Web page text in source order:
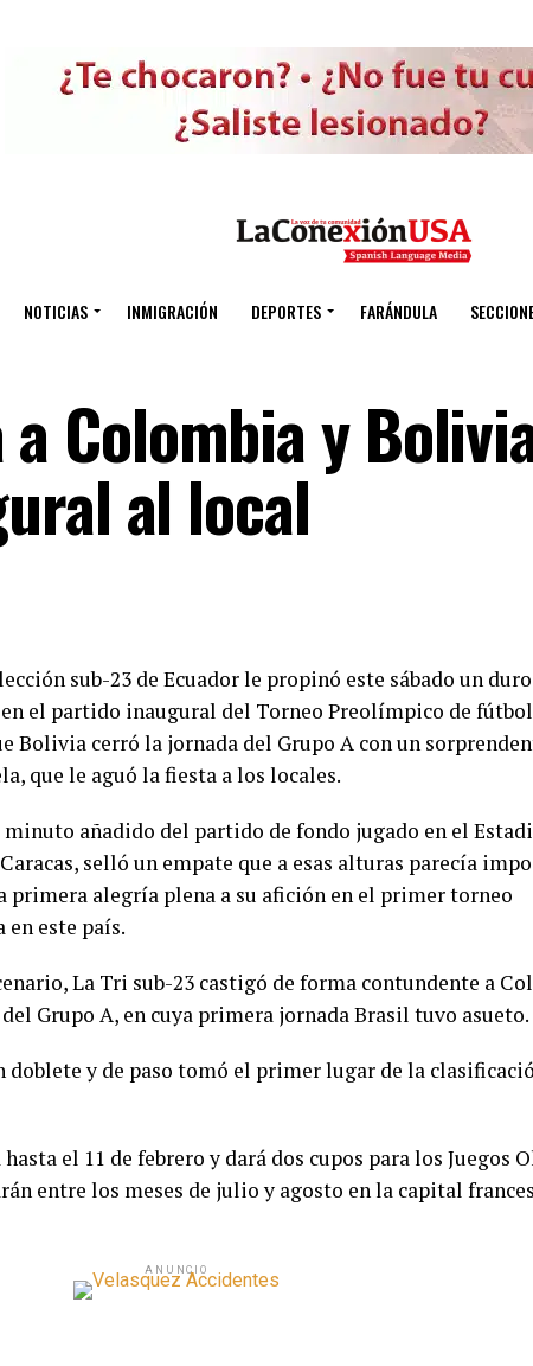
NOTICIAS INMIGRACIÓN DEPORTES FARÁNDULA
Colombia y
al local
sub-23 de Ecuador le propinó este sábado un duro
el partido inaugural del Torneo Preolímpico de
Bolivia cerró la jornada del Grupo A con un
que le aguó la fiesta a los locales.
añadido del partido de fondo jugado en el
selló un empate que a esas alturas parecía
alegría plena a su afición en el primer torneo
este país.
La Tri sub-23 castigó de forma contundente a
Grupo A, en cuya primera jornada Brasil tuvo asueto.
doblete y de paso tomó el primer lugar de la
el 11 de febrero y dará dos cupos para los Juegos
entre los meses de julio y agosto en la capital
ANUNCIO